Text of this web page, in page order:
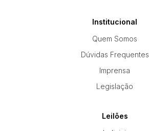
Institucional
Quem Somos
Dúvidas Frequentes
Imprensa
Legislação
Leilões